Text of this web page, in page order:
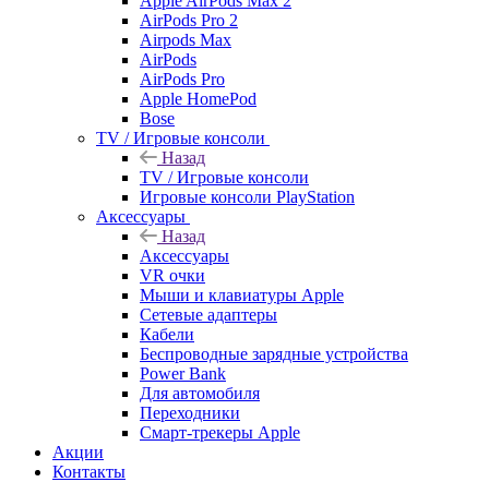
AirPods Pro 2
Airpods Max
AirPods
AirPods Pro
Apple HomePod
Bose
TV / Игровые консоли
Назад
TV / Игровые консоли
Игровые консоли PlayStation
Аксессуары
Назад
Аксессуары
VR очки
Мыши и клавиатуры Apple
Сетевые адаптеры
Кабели
Беспроводные зарядные устройства
Power Bank
Для автомобиля
Переходники
Смарт-трекеры Apple
Акции
Контакты